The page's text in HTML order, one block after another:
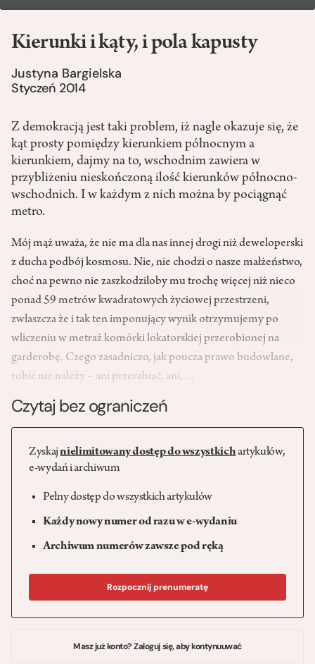
Kierunki i kąty, i pola kapusty
Justyna Bargielska
Styczeń 2014
Z demokracją jest taki problem, iż nagle okazuje się, że
kąt prosty pomiędzy kierunkiem północnym a
kierunkiem, dajmy na to, wschodnim zawiera w
przybliżeniu nieskończoną ilość kierunków północno-
wschodnich. I w każdym z nich można by pociągnąć
metro.
Mój mąż uważa, że nie ma dla nas innej drogi niż deweloperski
z ducha podbój kosmosu. Nie, nie chodzi o nasze małżeństwo,
choć na pewno nie zaszkodziłoby mu trochę więcej niż nieco
ponad 59 metrów kwadratowych życiowej przestrzeni,
zwłaszcza że i tak ten imponujący wynik otrzymujemy po
wliczeniu w metraż komórki lokatorskiej przerobionej na
garderobę. Czego zasadniczo, jak poucza prawo budowlane,
robić nie należy – ani przerabiać, ani,…
Czytaj bez ograniczeń
Zyskajnielimitowany dostęp do wszystkichartykułów,
e-wydań i archiwum
Pełny dostęp do wszystkich artykułów
Każdy nowy numer od razu w e-wydaniu
Archiwum numerów zawsze pod ręką
Rozpocznij prenumeratę
Masz już konto? Zaloguj się, aby kontynuuwać